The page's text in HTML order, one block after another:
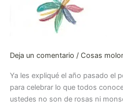
Deja un comentario / Cosas
Ya les expliqué el año pasado el
para celebrar lo que todos
ustedes no son de rosas ni